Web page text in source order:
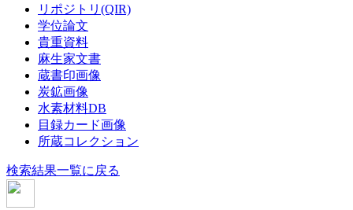
リポジトリ(QIR)
学位論文
貴重資料
麻生家文書
蔵書印画像
炭鉱画像
水素材料DB
目録カード画像
所蔵コレクション
検索結果一覧に戻る